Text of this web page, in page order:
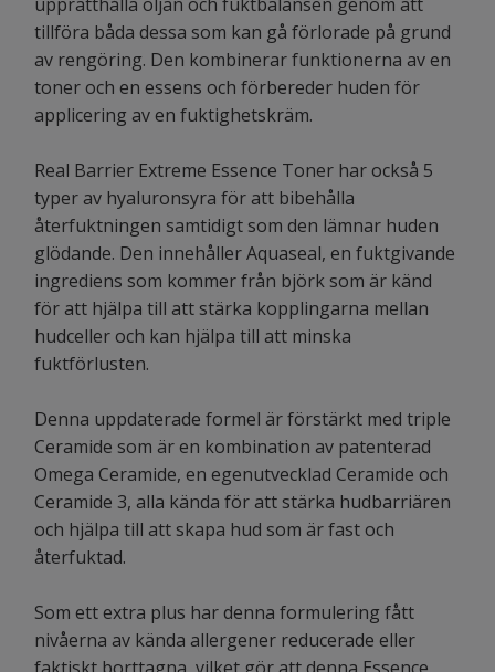
upprätthålla oljan och fuktbalansen genom att
tillföra båda dessa som kan gå förlorade på grund
av rengöring. Den kombinerar funktionerna av en
toner och en essens och förbereder huden för
applicering av en fuktighetskräm.
Real Barrier Extreme Essence Toner har också 5
typer av hyaluronsyra för att bibehålla
återfuktningen samtidigt som den lämnar huden
glödande. Den innehåller Aquaseal, en fuktgivande
ingrediens som kommer från björk som är känd
för att hjälpa till att stärka kopplingarna mellan
hudceller och kan hjälpa till att minska
fuktförlusten.
Denna uppdaterade formel är förstärkt med triple
Ceramide som är en kombination av patenterad
Omega Ceramide, en egenutvecklad Ceramide och
Ceramide 3, alla kända för att stärka hudbarriären
och hjälpa till att skapa hud som är fast och
återfuktad.
Som ett extra plus har denna formulering fått
nivåerna av kända allergener reducerade eller